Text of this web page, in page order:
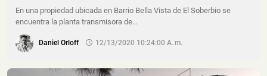
En una propiedad ubicada en Barrio Bella Vista de El Soberbio se
encuentra la planta transmisora de…
Daniel Orloff 12/13/2020 10:24:00 A. M.